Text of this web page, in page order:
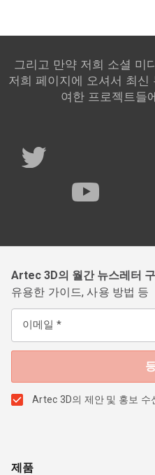
그리고 만약 저희 소셜 미
저희 페이지에 오셔서 최
여한 프로젝트들
Artec 3D의 월간 뉴스레터
유용한 가이드, 사용 방법 등
이메일
Artec 3D의 제안 및 홍보 수
제품